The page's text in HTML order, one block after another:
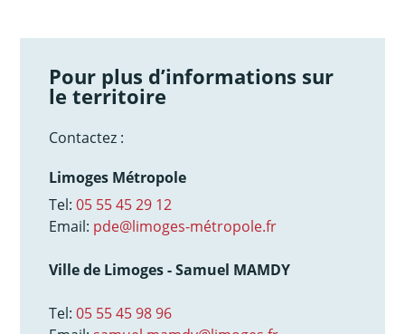
Pour plus d’informations sur
le territoire
Contactez :
Limoges Métropole
Tel:05 55 45 29 12
Email: pde@limoges-métropole.fr
Ville de Limoges - Samuel MAMDY
Tel:05 55 45 98 96